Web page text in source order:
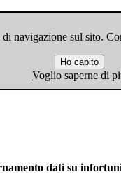
navigazione sul sito.
Ho capito
Voglio saperne di
dati su